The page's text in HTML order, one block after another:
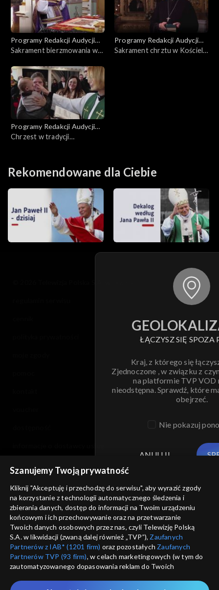
Programy Redakcji Audycji
Ekumenicznych
Sakrament bierzmowania w
Programy Redakcji Audycji
Ekumenicznych
Sakrament chrztu w Kościele
Programy Redakcji Audycji
Ekumenicznych
Chrzest w tradycji
Rekomendowane dla Ciebie
ŁĄCZYSZ SIĘ SPOZA
Kraj, z którego się
Zjednoczone , w związku z
na platformie TVP VOD
nieodstępna. Sprawdź, które
obejrzeć.
Nie pokazuj
ANULUJ
Szanujemy Twoją prywatność
Kliknij "Akceptuję i przechodzę do serwisu", aby wyrazić zgody
na korzystanie z technologii automatycznego śledzenia i
zbierania danych, dostęp do informacji na Twoim urządzeniu
końcowym i ich przechowywanie oraz na przetwarzanie
Twoich danych osobowych przez nas, czyli Telewizję Polską
S.A. w likwidacji (zwaną dalej również „TVP”), Zaufanych
Partnerów z IAB* (1201 firm) oraz pozostałych Zaufanych
Partnerów TVP (93 firm), w celach marketingowych (w tym do
zautomatyzowanego dopasowania reklam do Twoich
które wskazujemy poniżej, a także zgody na udostępnianie